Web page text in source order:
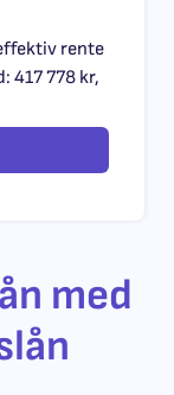
rente
417 778 kr,
med